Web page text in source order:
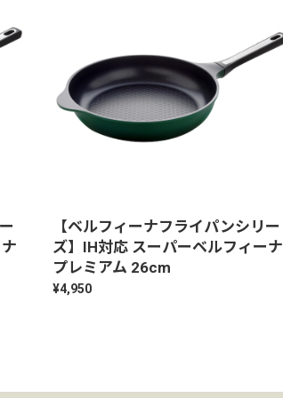
【ベルフィーナフライパンシリー
ズ】IH対応 スーパーベルフィーナ
プレミアム 26cm
¥4,950